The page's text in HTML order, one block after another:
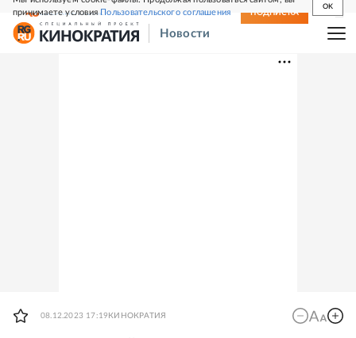
принимаете условияПользовательского соглашения
OK
СВЕЖИЙ НОМЕР ПОДПИСКА
Новости
08.12.2023 17:19 КИНОКРАТИЯ